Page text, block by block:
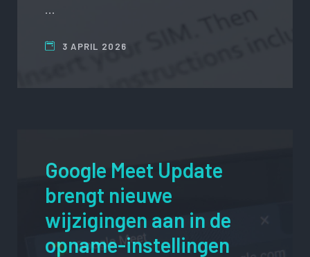
…
3 APRIL 2026
Google Meet Update
brengt nieuwe
wijzigingen aan in de
opname-instellingen